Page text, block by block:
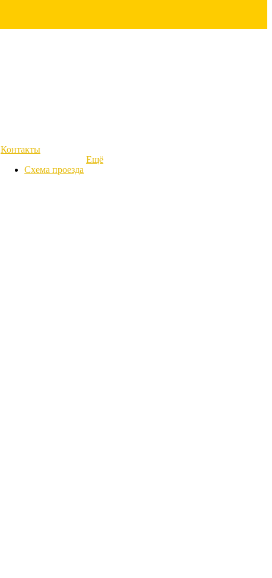
Контакты
Схема проезда
Ещё